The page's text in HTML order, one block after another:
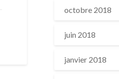
octobre 2018
juin 2018
janvier 2018